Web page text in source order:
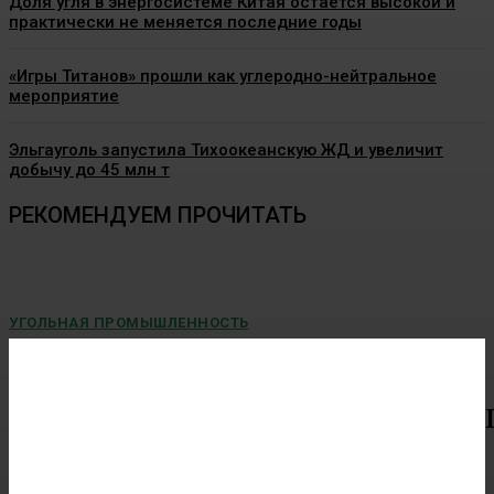
практически не меняется последние годы
«Игры Титанов» прошли как углеродно-нейтральное
мероприятие
Эльгауголь запустила Тихоокеанскую ЖД и увеличит
добычу до 45 млн т
РЕКОМЕНДУЕМ ПРОЧИТАТЬ
УГОЛЬНАЯ ПРОМЫШЛЕННОСТЬ